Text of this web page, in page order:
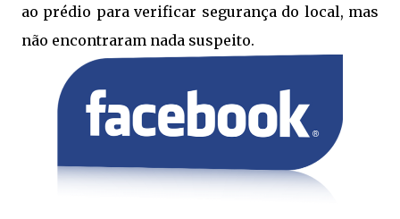
ao prédio para verificar segurança do local, mas
não encontraram nada suspeito.